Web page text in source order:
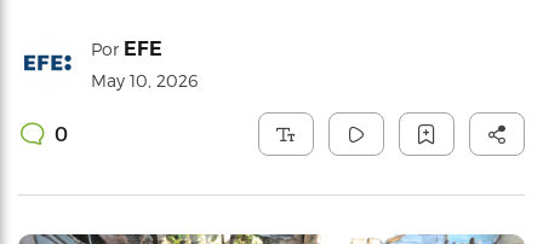
Por EFE
May 10, 2026
0